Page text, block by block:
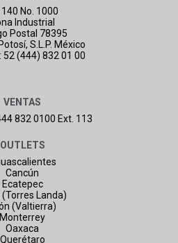
140 No. 1000
Industrial
Postal 78395
S.L.P. México
52 (444) 832 01 00
VENTAS
832 0100 Ext. 113
OUTLETS
Cancún
Ecatepec
(Torres Landa)
(Valtierra)
Monterrey
Oaxaca
Querétaro